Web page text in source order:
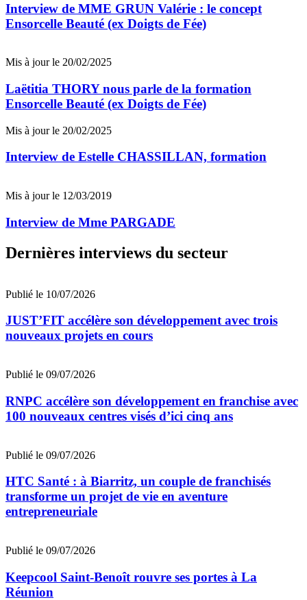
Interview de MME GRUN Valérie : le concept
Ensorcelle Beauté (ex Doigts de Fée)
Mis à jour le 20/02/2025
Laëtitia THORY nous parle de la formation
Ensorcelle Beauté (ex Doigts de Fée)
Mis à jour le 20/02/2025
Interview de Estelle CHASSILLAN, formation
Mis à jour le 12/03/2019
Interview de Mme PARGADE
Dernières interviews du secteur
Publié le 10/07/2026
JUST’FIT accélère son développement avec trois
nouveaux projets en cours
Publié le 09/07/2026
RNPC accélère son développement en franchise avec
100 nouveaux centres visés d’ici cinq ans
Publié le 09/07/2026
HTC Santé : à Biarritz, un couple de franchisés
transforme un projet de vie en aventure
entrepreneuriale
Publié le 09/07/2026
Keepcool Saint-Benoît rouvre ses portes à La
Réunion